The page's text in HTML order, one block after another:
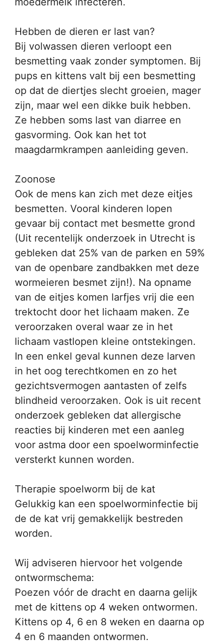
Hebben de dieren er last van?
Bij volwassen dieren verloopt een
besmetting vaak zonder symptomen. Bij
pups en kittens valt bij een besmetting
op dat de diertjes slecht groeien, mager
zijn, maar wel een dikke buik hebben.
Ze hebben soms last van diarree en
gasvorming. Ook kan het tot
maagdarmkrampen aanleiding geven.
Zoonose
Ook de mens kan zich met deze eitjes
besmetten. Vooral kinderen lopen
gevaar bij contact met besmette grond
(Uit recentelijk onderzoek in Utrecht is
gebleken dat 25% van de parken en 59%
van de openbare zandbakken met deze
wormeieren besmet zijn!). Na opname
van de eitjes komen larfjes vrij die een
trektocht door het lichaam maken. Ze
veroorzaken overal waar ze in het
lichaam vastlopen kleine ontstekingen.
In een enkel geval kunnen deze larven
in het oog terechtkomen en zo het
gezichtsvermogen aantasten of zelfs
blindheid veroorzaken. Ook is uit recent
onderzoek gebleken dat allergische
reacties bij kinderen met een aanleg
voor astma door een spoelworminfectie
versterkt kunnen worden.
Therapie spoelworm bij de kat
Gelukkig kan een spoelworminfectie bij
de de kat vrij gemakkelijk bestreden
worden.
Wij adviseren hiervoor het volgende
ontwormschema:
Poezen vóór de dracht en daarna gelijk
met de kittens op 4 weken ontwormen.
Kittens op 4, 6 en 8 weken en daarna op
4 en 6 maanden ontwormen.